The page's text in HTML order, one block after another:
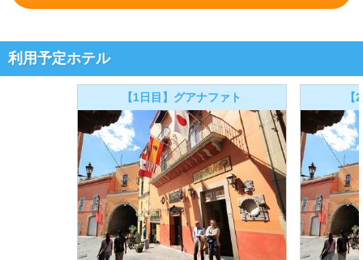
利用予定ホテル
【1日目】グアナファト